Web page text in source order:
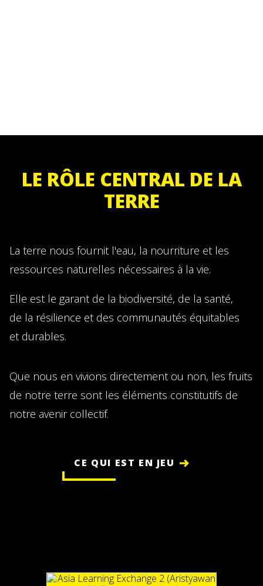
LE RÔLE CENTRAL DE LA
TERRE
La terre nous fournit l'eau, la nourriture et les
ressources naturelles nécessaires à la vie.
Elle est le garant de la biodiversité, de la santé,
de la résilience et des communautés équitables
et durables.
Que nous en vivions directement ou non, les fruits
de notre terre sont les éléments constitutifs de
notre avenir collectif.
CE QUI EST EN JEU